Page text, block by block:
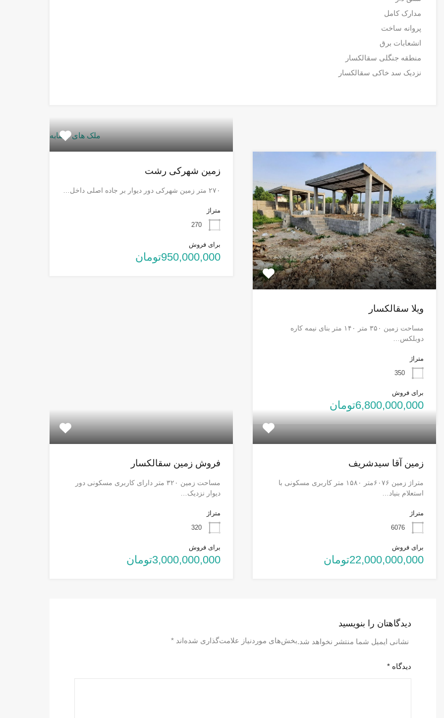
مدارک کامل
پروانه ساخت
انشعابات برق
منطقه جنگلی سقالکسار
نزدیک سد خاکی سقالکسار
ملک های مشابه
ویلا سقالکسار
مساحت زمین ۳۵۰ متر ۱۴۰ متر بنای نیمه کاره
دوبلکس…
متراژ
350
برای فروش
6,800,000,000تومان
زمین شهرکی رشت
۲۷۰ متر زمین شهرکی دور دیوار بر جاده اصلی داخل…
متراژ
270
برای فروش
950,000,000تومان
زمین آقا سیدشریف
متراژ زمین ۶۰۷۶متر ۱۵۸۰ متر کاربری مسکونی با
استعلام بنیاد…
متراژ
6076
برای فروش
22,000,000,000تومان
فروش زمین سقالکسار
مساحت زمین ۳۲۰ متر دارای کاربری مسکونی دور
دیوار نزدیک…
متراژ
320
برای فروش
3,000,000,000تومان
دیدگاهتان را بنویسید
نشانی ایمیل شما منتشر نخواهد شد.بخش‌های موردنیاز علامت‌گذاری شده‌اند*
دیدگاه*